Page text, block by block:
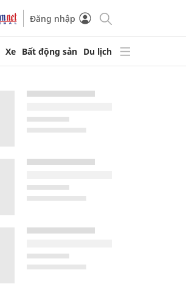
Đăng nhập
Xe Bất động sản Du lịch